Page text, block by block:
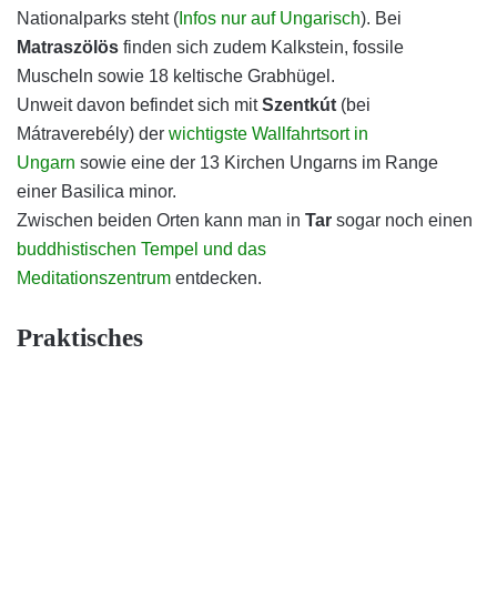
Nationalparks steht ( Infos nur auf Ungarisch). Bei
Matraszölös finden sich zudem Kalkstein, fossile
Muscheln sowie 18 keltische Grabhügel.
Unweit davon befindet sich mitSzentkút (bei
Mátraverebély) der wichtigste Wallfahrtsort in
Ungarn sowie eine der 13 Kirchen Ungarns im Range
einer Basilica minor.
Zwischen beiden Orten kann man in Tar sogar noch einen
buddhistischen Tempel und das
Meditationszentrum entdecken.
Praktisches